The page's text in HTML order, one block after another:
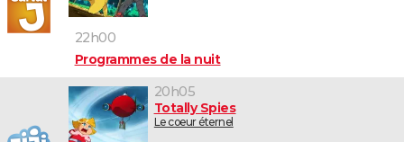
22h00
Programmes de la nuit
20h05
Totally Spies
Le coeur éternel